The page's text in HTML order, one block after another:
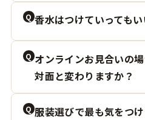
Q 香水はつけていってもい
Q オンラインお見合いの
対面と変わりますか？
Q 服装選びで最も気をつ